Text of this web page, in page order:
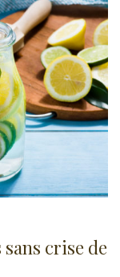
crise de